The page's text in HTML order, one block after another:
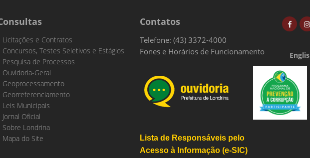
Licitações e Contratos
Concursos, Testes Seletivos e Estágios
Pesquisa de Processos
Ouvidoria-Geral
Geoprocessamento
Georreferenciamento
Leis Municipais
Jornal Oficial
Sobre Londrina
Mapa do Site
Contatos
Telefone: (43) 3372-4000
Fones e Horários de Funcionamento
Lista de Responsáveis pelo
Acesso à Informação (e-SIC)